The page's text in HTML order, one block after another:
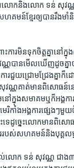
លោក​និង​លោក ​ទន់ សុវណ្ណ​
ន៍ខ្មែរឲ្យ​បាន​រឹងមាំ​និ
ារ​មិន​ទុកចិត្ត​គ្នា​នៅ​ក្
ានមើល​ឃើញ​ដូចគ្នាថា​
ការ​ជួយ​ជ្រោមជ្រែង​គ្នា​ក៏ដ
ណ្ណ​គាត់មាន​ពិសោធន៍​នៅ
នុង​សមាគម​ឬក៏អង្គការ​
រិកាំង​អង្គការផ្សេងៗ​
ះទេ​ដូច្នេះ​លោកមាន​ពិ
រ​របស់​សហគមន៍​និង​បុគ្គល​
ល់​លោក ​ទន់ សុវណ្ណ ​ជាង​